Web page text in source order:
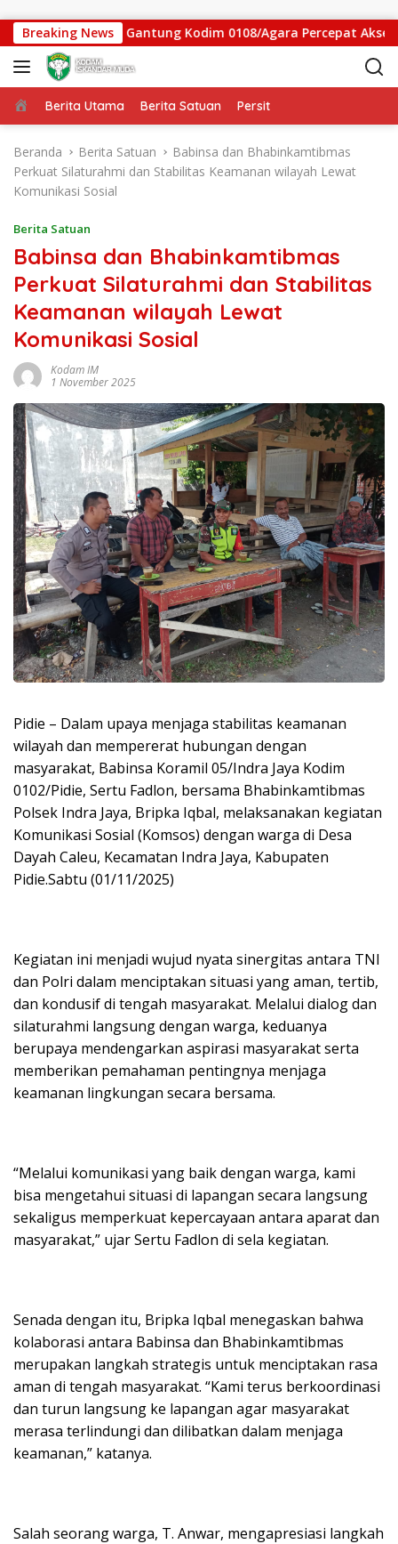
Breaking News
Jembatan Gantung Kodim 0108/Agara Percepat Akses
Beranda
Berita Utama Berita Satuan Persit
Beranda Berita Satuan
Babinsa dan Bhabinkamtibmas
Perkuat Silaturahmi dan Stabilitas Keamanan wilayah Lewat
Komunikasi Sosial
Berita Satuan
Babinsa dan Bhabinkamtibmas
Perkuat Silaturahmi dan Stabilitas
Keamanan wilayah Lewat
Komunikasi Sosial
Kodam IM
1 November 2025
Pidie – Dalam upaya menjaga stabilitas keamanan
wilayah dan mempererat hubungan dengan
masyarakat, Babinsa Koramil 05/Indra Jaya Kodim
0102/Pidie, Sertu Fadlon, bersama Bhabinkamtibmas
Polsek Indra Jaya, Bripka Iqbal, melaksanakan kegiatan
Komunikasi Sosial (Komsos) dengan warga di Desa
Dayah Caleu, Kecamatan Indra Jaya, Kabupaten
Pidie.Sabtu (01/11/2025)
Kegiatan ini menjadi wujud nyata sinergitas antara TNI
dan Polri dalam menciptakan situasi yang aman, tertib,
dan kondusif di tengah masyarakat. Melalui dialog dan
silaturahmi langsung dengan warga, keduanya
berupaya mendengarkan aspirasi masyarakat serta
memberikan pemahaman pentingnya menjaga
keamanan lingkungan secara bersama.
“Melalui komunikasi yang baik dengan warga, kami
bisa mengetahui situasi di lapangan secara langsung
sekaligus memperkuat kepercayaan antara aparat dan
masyarakat,” ujar Sertu Fadlon di sela kegiatan.
Senada dengan itu, Bripka Iqbal menegaskan bahwa
kolaborasi antara Babinsa dan Bhabinkamtibmas
merupakan langkah strategis untuk menciptakan rasa
aman di tengah masyarakat. “Kami terus berkoordinasi
dan turun langsung ke lapangan agar masyarakat
merasa terlindungi dan dilibatkan dalam menjaga
keamanan,” katanya.
Salah seorang warga, T. Anwar, mengapresiasi langkah